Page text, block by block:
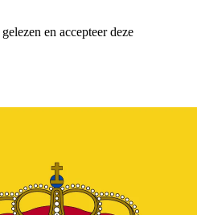
gelezen en accepteer deze